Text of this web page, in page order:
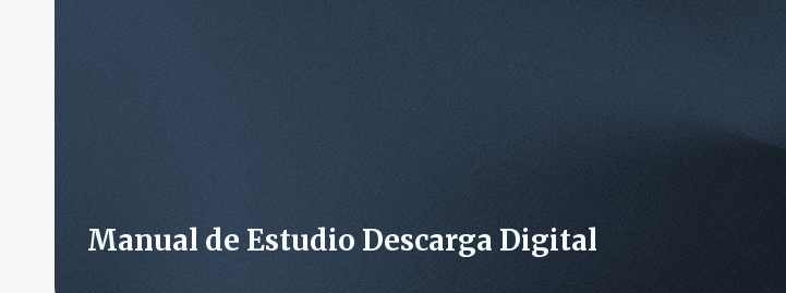
Manual de Estudio Descarga Digital